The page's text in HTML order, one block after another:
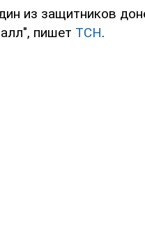
из защитников
пишет ТСН.